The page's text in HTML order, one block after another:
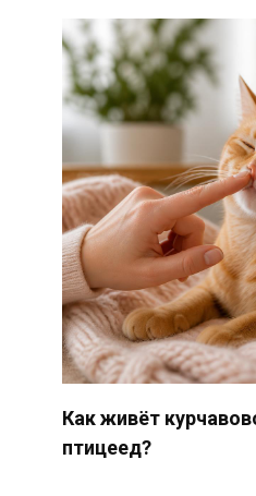
Как живёт
птицеед?